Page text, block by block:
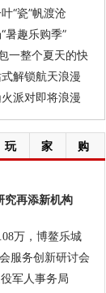
“瓷”帆渡沧
暑趣乐购季”
一整个夏天的快
解锁航天浪漫
派对即将浪漫
玩 家 购
究再添新机构
万，博鳌乐城
服务创新研讨会
军人事务局